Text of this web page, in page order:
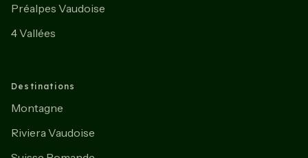
Préalpes Vaudoise
4 Vallées
Destinations
Montagne
Riviera Vaudoise